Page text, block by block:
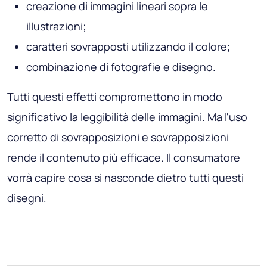
creazione di immagini lineari sopra le
illustrazioni;
caratteri sovrapposti utilizzando il colore;
combinazione di fotografie e disegno.
Tutti questi effetti compromettono in modo
significativo la leggibilità delle immagini. Ma l'uso
corretto di sovrapposizioni e sovrapposizioni
rende il contenuto più efficace. Il consumatore
vorrà capire cosa si nasconde dietro tutti questi
disegni.